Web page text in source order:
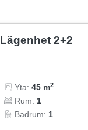
Lägenhet 2+2
Yta:45 m2
Rum:1
Badrum:1